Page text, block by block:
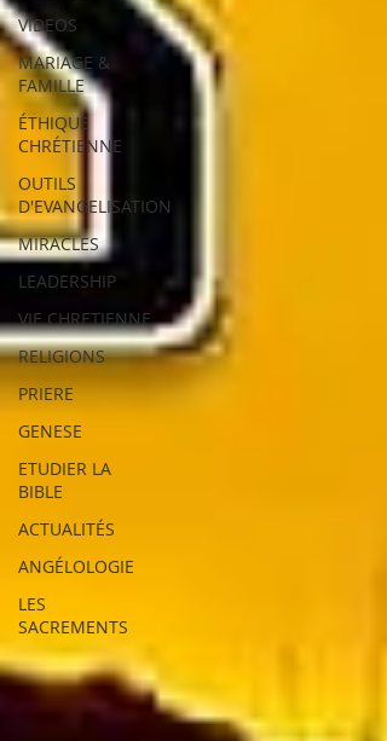
VIDEOS
MARIAGE &
FAMILLE
ÉTHIQUE
CHRÉTIENNE
OUTILS
D'EVANGELISATION
MIRACLES
LEADERSHIP
VIE CHRETIENNE
RELIGIONS
PRIERE
GENESE
ETUDIER LA
BIBLE
ACTUALITÉS
ANGÉLOLOGIE
LES
SACREMENTS